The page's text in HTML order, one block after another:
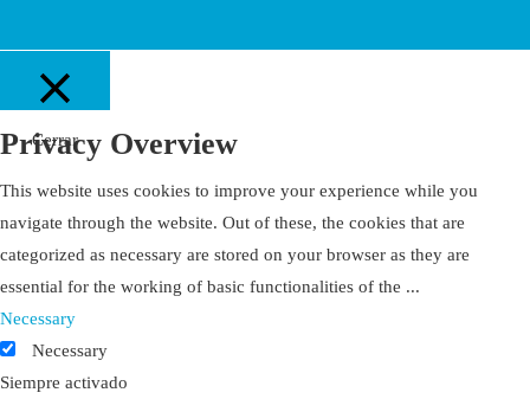
Cerrar
Privacy Overview
This website uses cookies to improve your experience while you
navigate through the website. Out of these, the cookies that are
categorized as necessary are stored on your browser as they are
essential for the working of basic functionalities of the ...
Necessary
Necessary
Siempre activado